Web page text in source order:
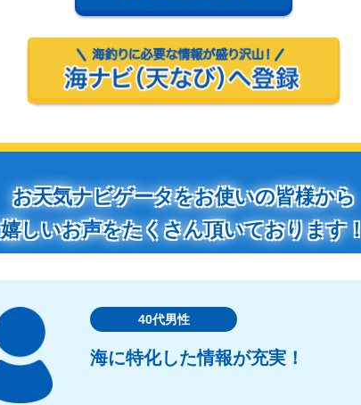
お天気ナビゲータをお使いの皆様から
嬉しいお声をたくさん頂いております！
40代男性
海に特化した情報が充実！